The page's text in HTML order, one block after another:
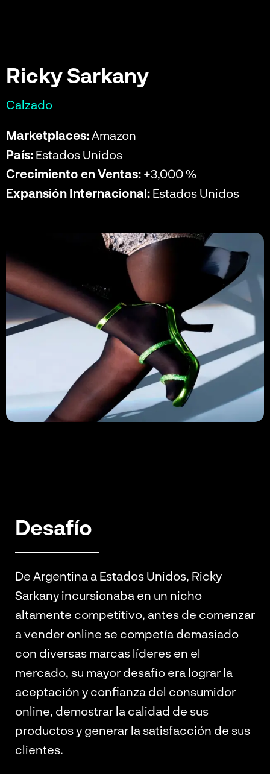
Ricky Sarkany
Calzado
Marketplaces:Amazon
País: Estados Unidos
Crecimiento en Ventas: +3,000 %
Expansión Internacional: Estados Unidos
Desafío
De Argentina a Estados Unidos, Ricky
Sarkany incursionaba en un nicho
altamente competitivo, antes de comenzar
a vender online se competía demasiado
con diversas marcas líderes en el
mercado, su mayor desafío era lograr la
aceptación y confianza del consumidor
online, demostrar la calidad de sus
productos y generar la satisfacción de sus
clientes.